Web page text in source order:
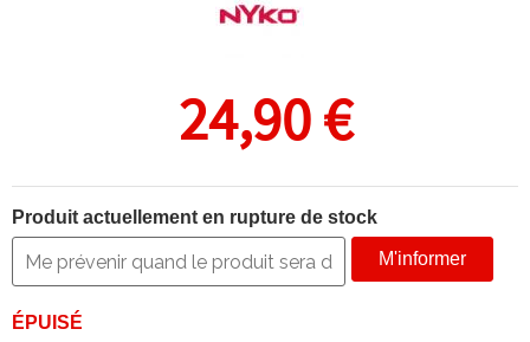
24,90 €
Produit actuellement en rupture de stock
M'informer
ÉPUISÉ